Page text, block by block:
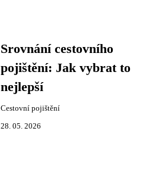
Srovnání cestovního
pojištění: Jak vybrat to
nejlepší
Cestovní pojištění
28. 05. 2026